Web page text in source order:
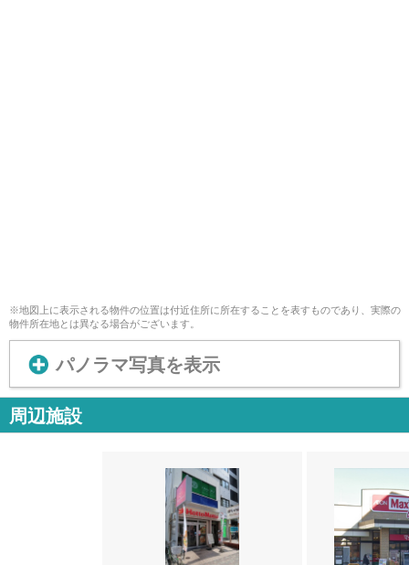
※地図上に表示される物件の位置は付近住所に所在することを表すものであり、実際の
物件所在地とは異なる場合がございます。
パノラマ写真を表示
周辺施設